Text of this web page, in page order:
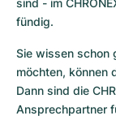
sind - im
fündig.
Sie wissen schon
möchten, können
Dann sind die
Ansprechpartner